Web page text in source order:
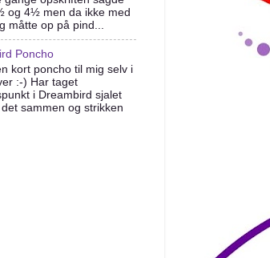
og 4½ men da ikke med
måtte op på pind...
Poncho
kort poncho til mig selv i
:-) Har taget
i Dreambird sjalet
sammen og strikken